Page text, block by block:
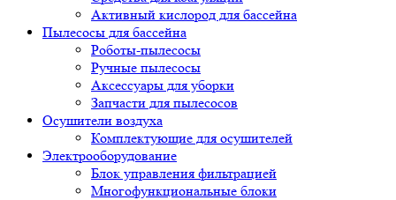
Активный кислород для бассейна
Пылесосы для бассейна
Роботы-пылесосы
Ручные пылесосы
Аксессуары для уборки
Запчасти для пылесосов
Осушители воздуха
Комплектующие для осушителей
Электрооборудование
Блок управления фильтрацией
Многофункциональные блоки